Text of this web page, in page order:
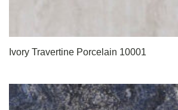
Ivory Travertine Porcelain 10001